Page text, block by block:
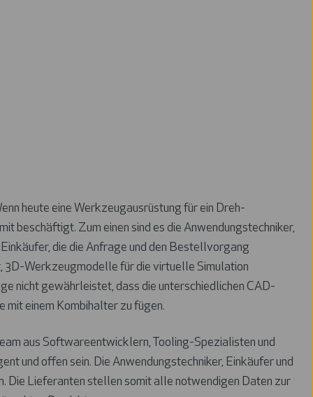
heute eine Werkzeugausrüstung für ein Dreh-
beschäftigt. Zum einen sind es die Anwendungstechniker,
die die Anfrage und den Bestellvorgang
3D-Werkzeugmodelle für die virtuelle Simulation
nicht gewährleistet, dass die unterschiedlichen CAD-
mit einem Kombihalter zu fügen.
aus Softwareentwicklern, Tooling-Spezialisten und
und offen sein. Die Anwendungstechniker, Einkäufer und
Die Lieferanten stellen somit alle notwendigen Daten zur